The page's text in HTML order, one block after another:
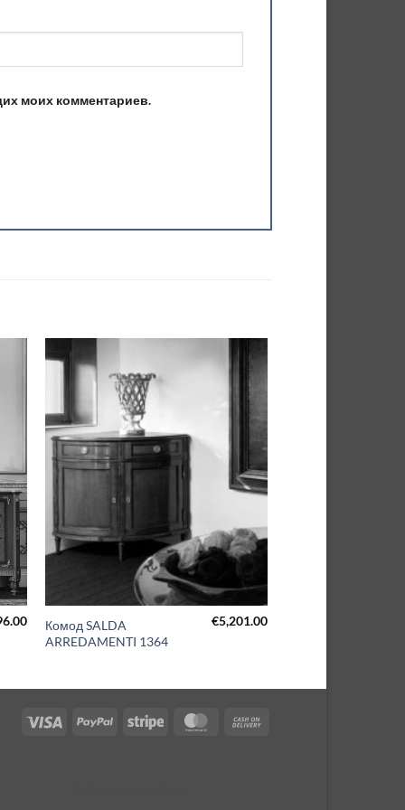
моих комментариев.
Комод SALDA
ARREDAMENTI 1364
€5,201.00
Visa PayPal Stripe MasterCard